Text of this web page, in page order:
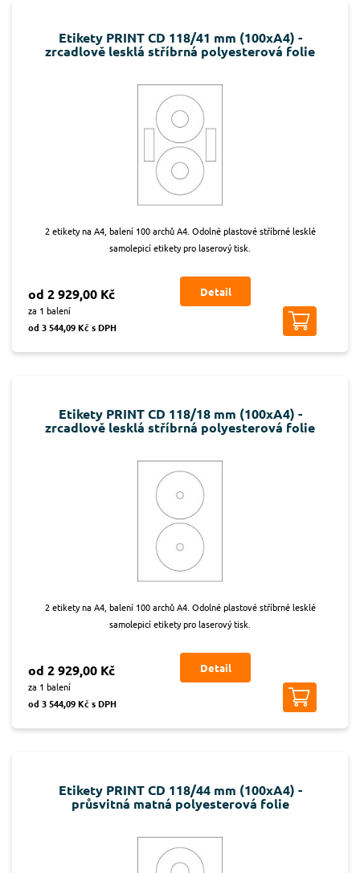
Etikety PRINT CD 118/41 mm (100xA4) -
zrcadlově lesklá stříbrná polyesterová folie
2 etikety na A4, balení 100 archů A4. Odolné plastové stříbrné lesklé
samolepicí etikety pro laserový tisk.
od 2 929,00 Kč
za 1 balení
od 3 544,09 Kč s DPH
Detail
Etikety PRINT CD 118/18 mm (100xA4) -
zrcadlově lesklá stříbrná polyesterová folie
2 etikety na A4, balení 100 archů A4. Odolné plastové stříbrné lesklé
samolepicí etikety pro laserový tisk.
od 2 929,00 Kč
za 1 balení
od 3 544,09 Kč s DPH
Detail
Etikety PRINT CD 118/44 mm (100xA4) -
průsvitná matná polyesterová folie